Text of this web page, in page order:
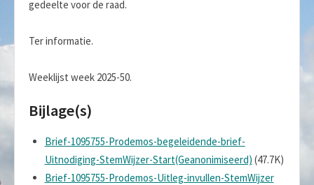
gedeelte voor de raad.
Ter informatie.
Weeklijst week 2025-50.
Bijlage(s)
Brief-1095755-Prodemos-begeleidende-brief-
Uitnodiging-StemWijzer-Start(Geanonimiseerd) (47.7K)
Brief-1095755-Prodemos-Uitleg-invullen-StemWijzer